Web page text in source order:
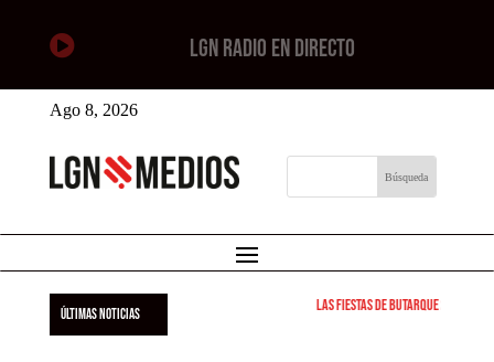
 LGN RADIO EN DIRECTO
Ago 8, 2026
ÚLTIMAS NOTICIAS Las Fiestas de Butarque 2026